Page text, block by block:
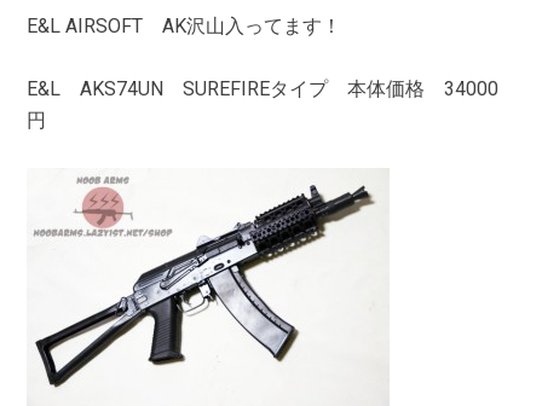
E&L AIRSOFT AK沢山入ってます！
E&L AKS74UN SUREFIREタイプ 本体価格 34000
円